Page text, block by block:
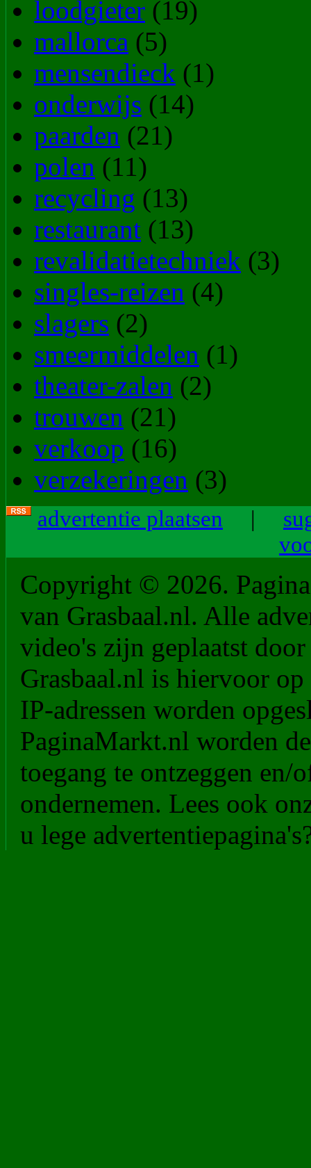
loodgieter (19)
mallorca (5)
mensendieck (1)
onderwijs (14)
paarden (21)
polen (11)
recycling (13)
restaurant (13)
revalidatietechniek (3)
singles-reizen (4)
slagers (2)
smeermiddelen (1)
theater-zalen (2)
trouwen (21)
verkoop (16)
verzekeringen (3)
advertentie plaatsen |
Copyright © 2026.
van Grasbaal.nl. Alle
video's zijn geplaatst
Grasbaal.nl is hiervoor
IP-adressen worden
PaginaMarkt.nl worden
toegang te ontzeggen en/
ondernemen. Lees ook
u lege